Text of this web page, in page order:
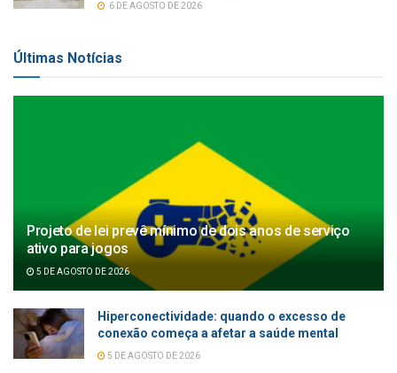
6 DE AGOSTO DE 2026
Últimas Notícias
Projeto de lei prevê mínimo de dois anos de serviço
ativo para jogos
5 DE AGOSTO DE 2026
Hiperconectividade: quando o excesso de
conexão começa a afetar a saúde mental
5 DE AGOSTO DE 2026